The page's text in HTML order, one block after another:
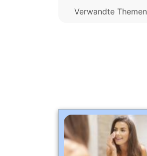
Verwandte Themen